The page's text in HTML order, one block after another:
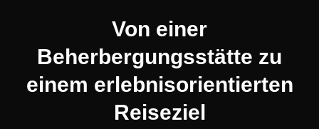
Von einer
Beherbergungsstätte zu
einem erlebnisorientierten
Reiseziel